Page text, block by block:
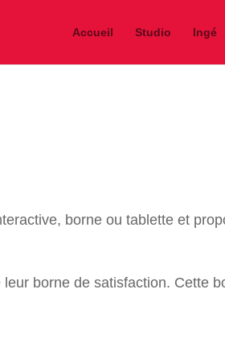
Accueil Studio Ingé
borne ou tablette et
borne de satisfaction. Cette